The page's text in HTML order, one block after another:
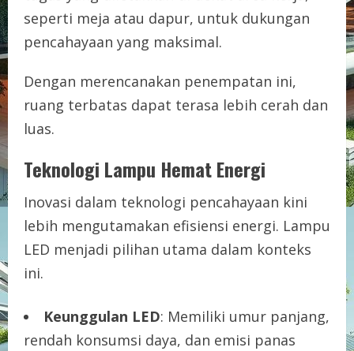
seperti meja atau dapur, untuk dukungan
pencahayaan yang maksimal.
Dengan merencanakan penempatan ini,
ruang terbatas dapat terasa lebih cerah dan
luas.
Teknologi Lampu Hemat Energi
Inovasi dalam teknologi pencahayaan kini
lebih mengutamakan efisiensi energi. Lampu
LED menjadi pilihan utama dalam konteks
ini.
Keunggulan LED: Memiliki umur panjang,
rendah konsumsi daya, dan emisi panas